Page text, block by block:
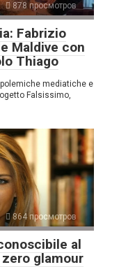
878 просмотров
Fabrizio
Maldive con
Thiago
mediatiche e
Falsissimo,
864 просмотров
al
glamour